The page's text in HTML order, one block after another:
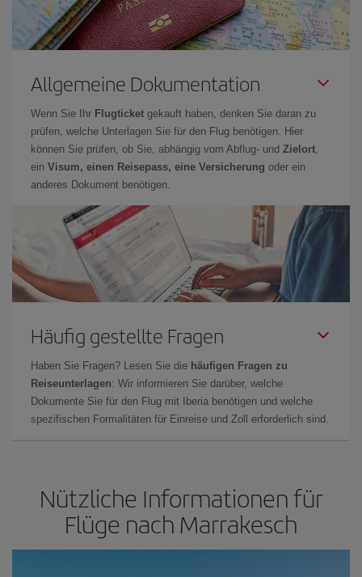
Allgemeine Dokumentation
Wenn Sie Ihr Flugticket gekauft haben, denken Sie daran zu
prüfen, welche Unterlagen Sie für den Flug benötigen. Hier
können Sie prüfen, ob Sie, abhängig vom Abflug- und Zielort,
ein Visum, einen Reisepass, eine Versicherung oder ein
anderes Dokument benötigen.
Häufig gestellte Fragen
Haben Sie Fragen? Lesen Sie die häufigen Fragen zu
Reiseunterlagen: Wir informieren Sie darüber, welche
Dokumente Sie für den Flug mit Iberia benötigen und welche
spezifischen Formalitäten für Einreise und Zoll erforderlich sind.
Nützliche Informationen für
Flüge nach Marrakesch